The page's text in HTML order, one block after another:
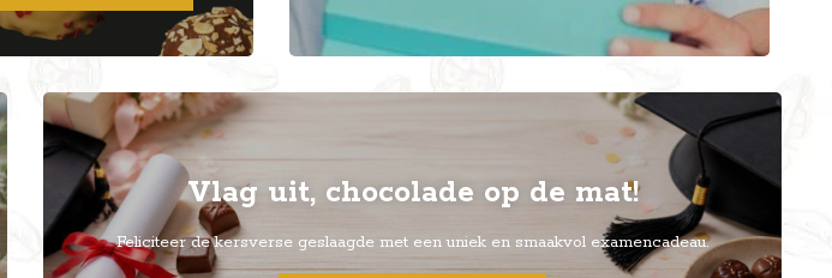
Vlag uit, chocolade op de mat!
Feliciteer de kersverse geslaagde met een uniek en smaakvol examencadeau.